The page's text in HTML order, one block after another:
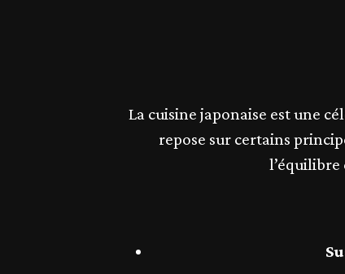
La cuisine japonaise est une
repose sur certains
l’équilibre